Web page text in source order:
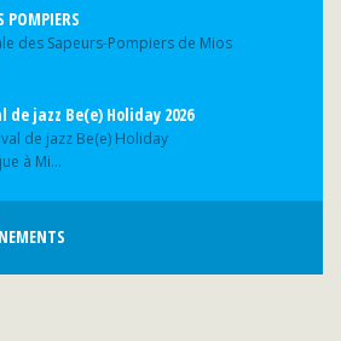
POMPIERS
des Sapeurs-Pompiers de Mios
de jazz Be(e) Holiday 2026
de jazz Be(e) Holiday
à Mi...